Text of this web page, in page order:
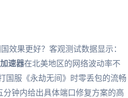
效果更好？客观测试数据显示：
速器在北美地区的网络波动率不
国服《永劫无间》时零丢包的流畅
钟内给出具体端口修复方案的高